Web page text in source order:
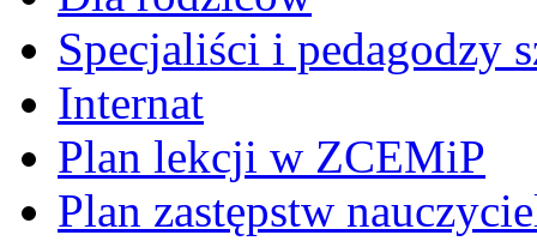
Specjaliści i pedagodzy
Internat
Plan lekcji w ZCEMiP
Plan zastępstw